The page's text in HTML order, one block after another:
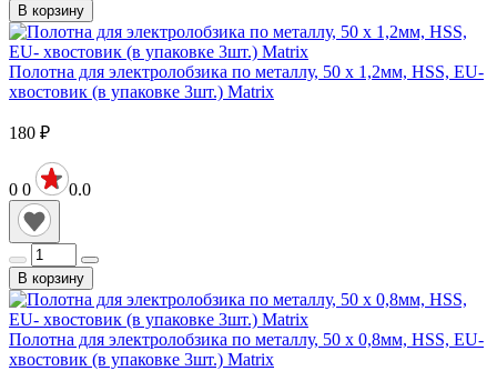
В корзину
Полотна для электролобзика по металлу, 50 х 1,2мм, HSS, EU-
хвостовик (в упаковке 3шт.) Matrix
180 ₽
0 0 0.0
В корзину
Полотна для электролобзика по металлу, 50 х 0,8мм, HSS, EU-
хвостовик (в упаковке 3шт.) Matrix